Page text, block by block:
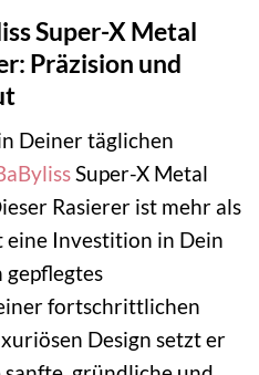
Super-X Metal
Präzision und
Deiner täglichen
Super-X Metal
Rasierer ist mehr als
eine Investition in Dein
fortschrittlichen
Design setzt er